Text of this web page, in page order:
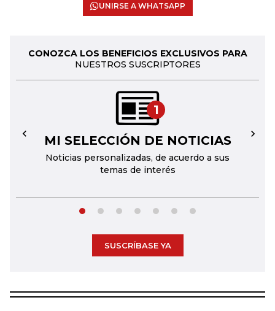
UNIRSE A WHATSAPP
CONOZCA LOS BENEFICIOS EXCLUSIVOS PARA
NUESTROS SUSCRIPTORES
1
MI SELECCIÓN DE NOTICIAS
Noticias personalizadas, de acuerdo a sus
temas de interés
← →
SUSCRÍBASE YA